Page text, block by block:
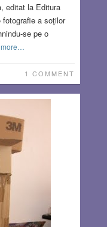
editat la Editura
a soţilor
se pe o
more…
1 COMMENT